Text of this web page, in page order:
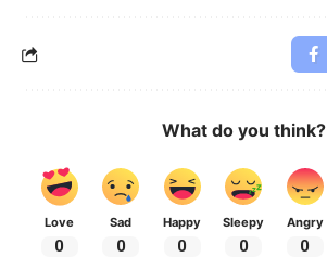
What do you think?
Love
0
Sad
0
Happy
0
Sleepy
0
Angry
0